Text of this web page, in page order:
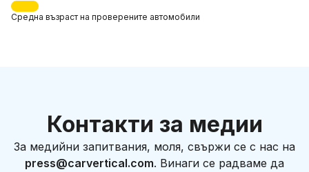
Средна възраст на проверените автомобили
Контакти за медии
За медийни запитвания, моля, свържи се с нас на
press@carvertical.com. Винаги се радваме да